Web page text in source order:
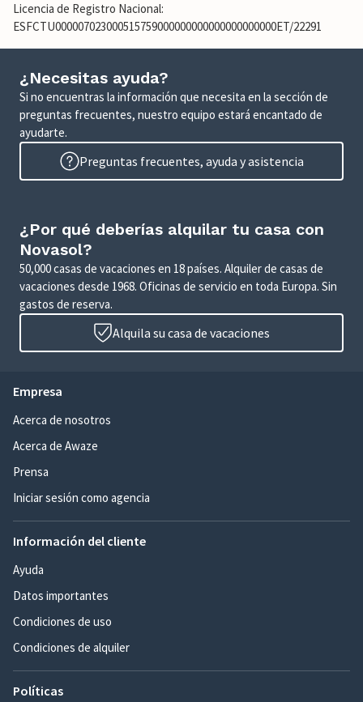
Licencia de Registro Nacional:
ESFCTU000007023000515759000000000000000000000ET/22291
¿Necesitas ayuda?
Si no encuentras la información que necesita en la sección de
preguntas frecuentes, nuestro equipo estará encantado de
ayudarte.
Preguntas frecuentes, ayuda y asistencia
¿Por qué deberías alquilar tu casa con
Novasol?
50,000 casas de vacaciones en 18 países. Alquiler de casas de
vacaciones desde 1968. Oficinas de servicio en toda Europa. Sin
gastos de reserva.
Alquila su casa de vacaciones
Empresa
Acerca de nosotros
Acerca de Awaze
Prensa
Iniciar sesión como agencia
Información del cliente
Ayuda
Datos importantes
Condiciones de uso
Condiciones de alquiler
Políticas